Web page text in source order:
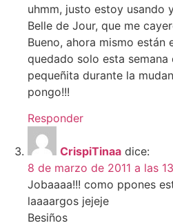
uhmm, justo estoy usando
Belle de Jour, que me
Bueno, ahora mismo están
quedado solo esta
pequeñita durante la
pongo!!!
Responder
CrispiTinaa dice:
8 de marzo de 2011 a las
Jobaaaa!!! como ppones
laaaargos jejeje
Besiños